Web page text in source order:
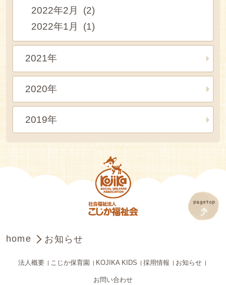
2022年2月 (2)
2022年1月 (1)
2021年
2020年
2019年
home お知らせ
法人概要 こじか保育園 KOJIKA KIDS 採用情報 お知らせ
お問い合わせ